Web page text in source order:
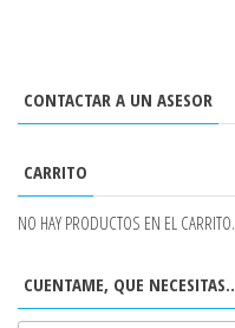
CONTACTAR A UN ASESOR
CARRITO
NO HAY PRODUCTOS EN EL CARRITO.
CUENTAME, QUE